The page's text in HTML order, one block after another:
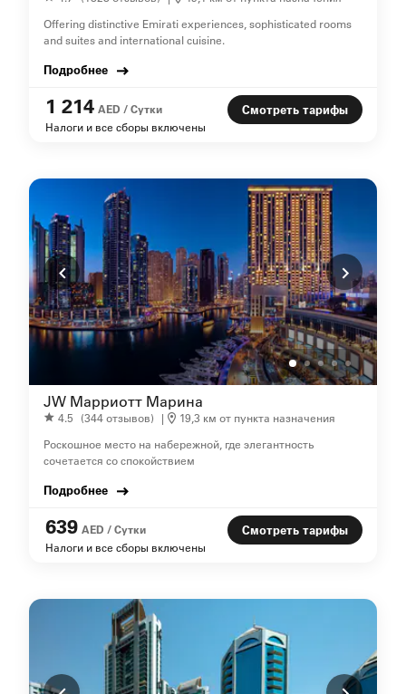
Offering distinctive Emirati experiences, sophisticated rooms
and suites and international cuisine.
Подробнее
1 214 AED / Сутки
Налоги и все сборы включены
Смотреть тарифы
JW Марриотт Марина
4.5 (344 отзывов) |
19,3 км от пункта назначения
Роскошное место на набережной, где элегантность
сочетается со спокойствием
Подробнее
639 AED / Сутки
Налоги и все сборы включены
Смотреть тарифы